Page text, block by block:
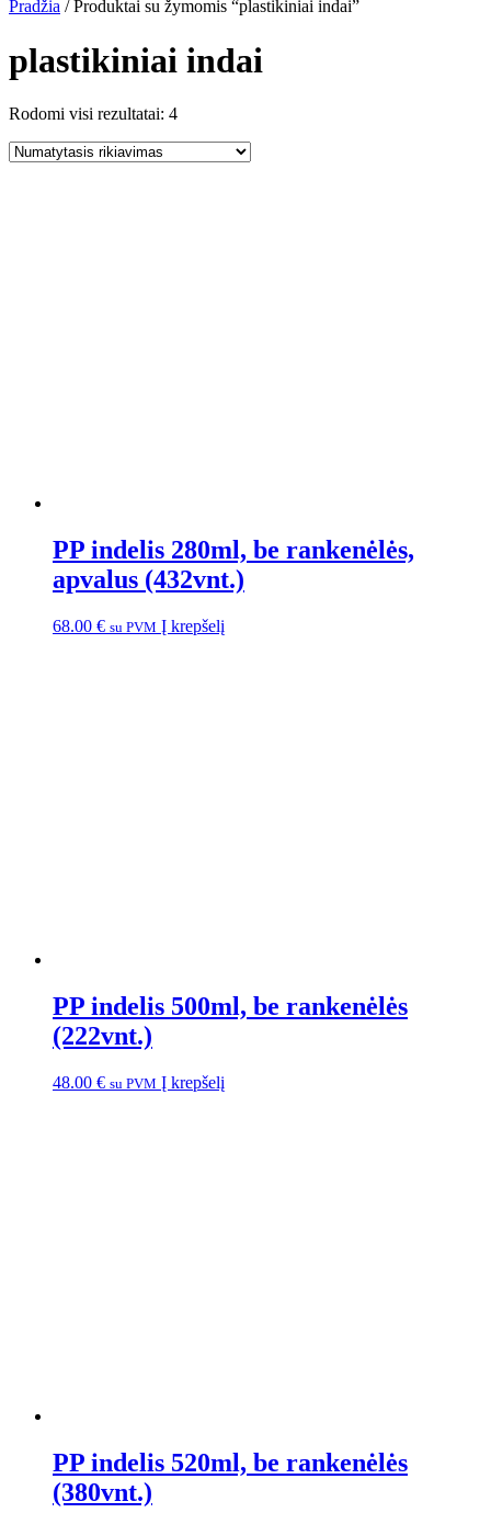
Pradžia / Produktai su žymomis “plastikiniai indai”
plastikiniai indai
Rodomi visi rezultatai: 4
PP indelis 280ml, be rankenėlės,
apvalus (432vnt.)
68.00 € su PVM Į krepšelį
PP indelis 500ml, be rankenėlės
(222vnt.)
48.00 € su PVM Į krepšelį
PP indelis 520ml, be rankenėlės
(380vnt.)